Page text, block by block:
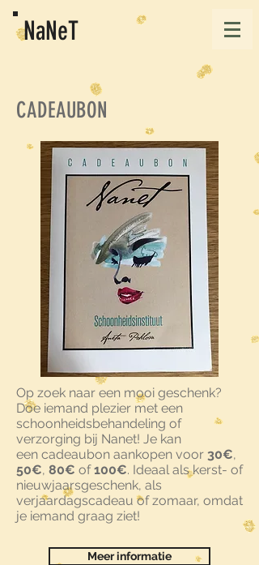
NaNeT
CADEAUBON
Op zoek naar een mooi geschenk?
Doe iemand plezier met een
schoonheidsbehandeling of
verzorging bij Nanet! Je kan
een cadeaubon aankopen voor 30€,
50€, 80€ of100€. Ideaal als kerst- of
nieuwjaarsgeschenk, als
verjaardagscadeau of zomaar, omdat
je iemand graag ziet!
Meer informatie